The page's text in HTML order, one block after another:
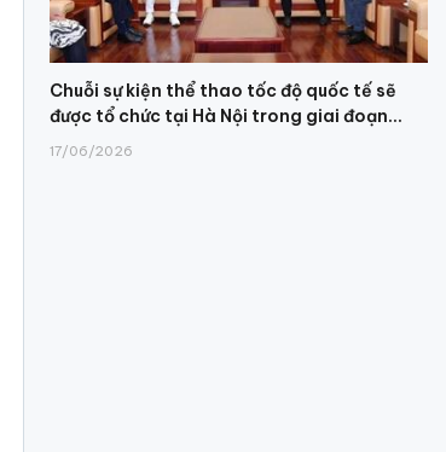
Chuỗi sự kiện thể thao tốc độ quốc tế sẽ
được tổ chức tại Hà Nội trong giai đoạn...
17/06/2026